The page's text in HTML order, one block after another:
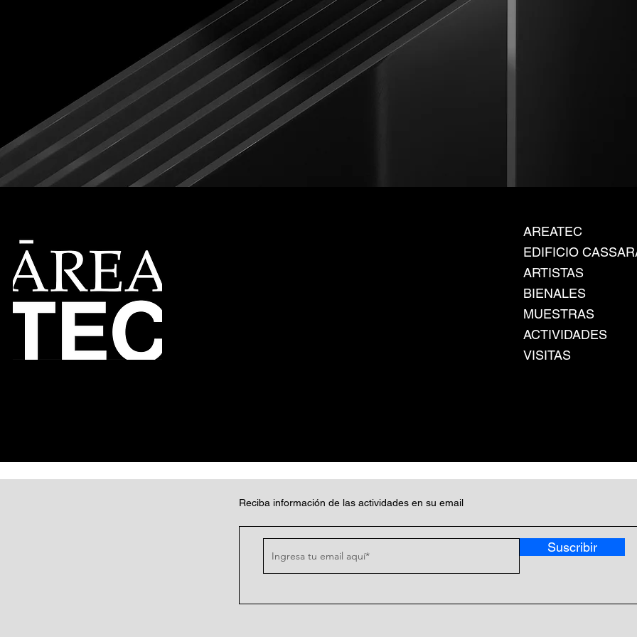
AREATEC
EDIFICIO
ARTISTAS
BIENALES
MUESTRAS
ACTIVIDADES
VISITAS
Reciba información de las actividades en su email
Suscribir